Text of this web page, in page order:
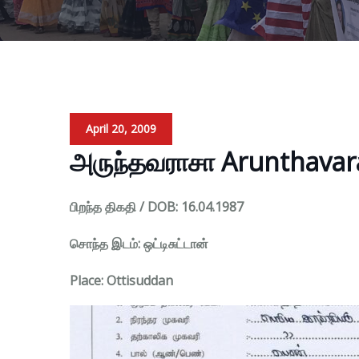
April 20, 2009
அருந்தவராசா
பிறந்த திகதி / DOB: 16.04.1987
சொந்த இடம்: ஒட்டிசுட்டான்
Place: Ottisuddan